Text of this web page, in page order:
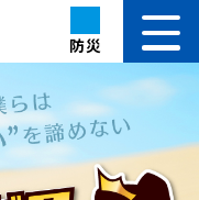
防災